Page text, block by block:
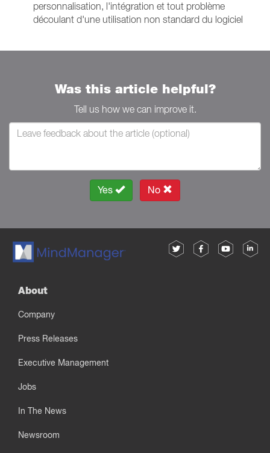
personnalisation, l'intégration et tout problème
découlant d'une utilisation non standard du logiciel
Was this article helpful?
Tell us how we can improve it.
Yes No
About
Company
Press Releases
Executive Management
Jobs
In The News
Newsroom